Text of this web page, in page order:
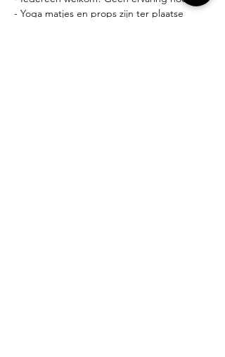
- Yoga matjes en props zijn ter plaatse